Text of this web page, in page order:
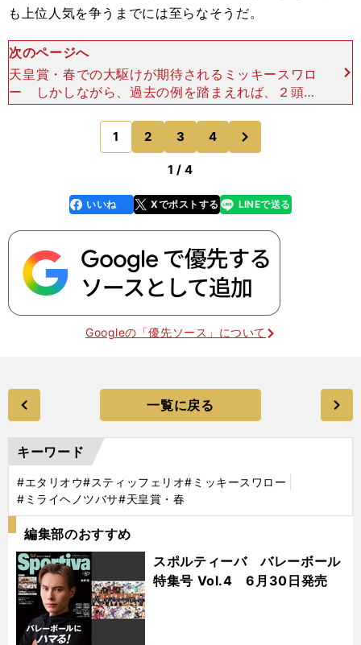
も上位人気を争うまでには至らなそうだ。
次のページへ
天皇賞・春での大駆けが期待されるミッキースワロ
ー しかしながら、過去の例を踏まえれば、２頭と
も軽視は禁物である。そのうち、より食指が動くの
は、ミッキースワローだ。 先述した過去の好走馬
４頭の戦績をあら
1 2 3 4
のページへ
1 / 4
faceboo
k
いいね Xでポストする
line LINEで送る
Googleの「優先ソース」について
一覧に戻る
キーワード
#エタリオウ#スティッフェリオ#ミッキースワロー
#ミライヘノツバサ#天皇賞・春
編集部のおすすめ
スポルティーバ バレーボール
特集号 Vol.4 6月30日発売